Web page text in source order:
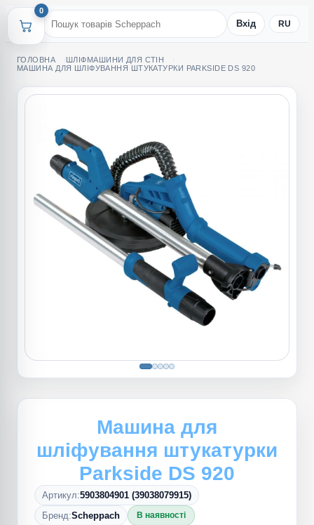
0
Вхід RU
ГОЛОВНА
ШЛІФМАШИНИ ДЛЯ СТІН
МАШИНА ДЛЯ ШЛІФУВАННЯ ШТУКАТУРКИ PARKSIDE DS 920
Машина для
шліфування штукатурки
Parkside DS 920
Артикул:5903804901 (39038079915)
Бренд:Scheppach В наявності